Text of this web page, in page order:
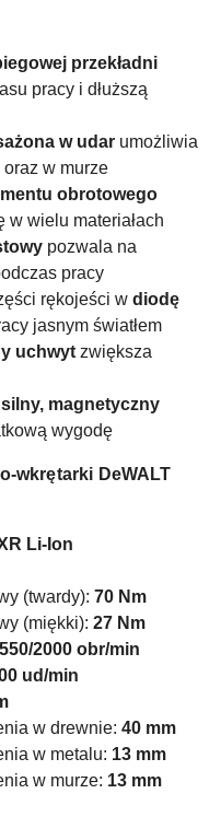
przekładni
pracy i dłuższą
w udar umożliwia
w murze
obrotowego
w wielu materiałach
pozwala na
pracy
rękojeści w diodę
jasnym światłem
uchwyt zwiększa
magnetyczny
wygodę
wkrętarki DeWALT
Li-Ion
(twardy): 70 Nm
(miękki): 27 Nm
2000 obr/min
ud/min
w drewnie: 40 mm
w metalu: 13 mm
w murze: 13 mm